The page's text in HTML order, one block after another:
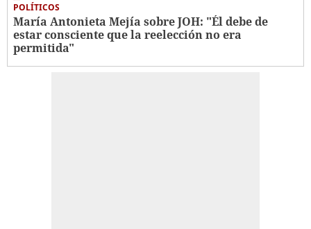
POLÍTICOS
María Antonieta Mejía sobre JOH: "Él debe de
estar consciente que la reelección no era
permitida"